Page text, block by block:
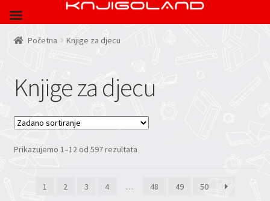
Početna Knjige za djecu
Knjige za djecu
Prikazujemo 1–12 od 597 rezultata
1 2 3 4 … 48 49 50